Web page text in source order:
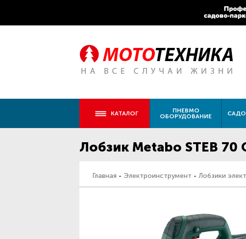
КАТАЛОГ
ПНЕВМО
ОБОРУДОВАНИЕ
Лобзик Metabo STEB 70
Главная - Электроинструмент - Лобзики